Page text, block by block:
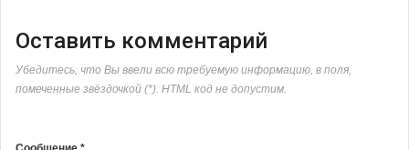
Оставить комментарий
Убедитесь, что Вы ввели всю требуемую информацию, в поля,
помеченные звёздочкой (*). HTML код не допустим.